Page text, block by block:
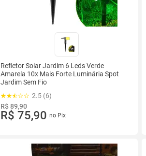
Refletor Solar Jardim 6 Leds Verde
Amarela 10x Mais Forte Luminária Spot
Jardim Sem Fio
2.5 (6)
R$ 89,90
R$ 75,90 no Pix